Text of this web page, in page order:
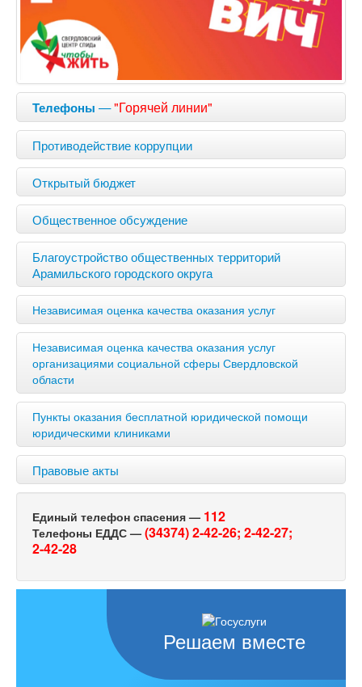
Телефоны —"Горячей линии"
Противодействие коррупции
Открытый бюджет
Общественное обсуждение
Благоустройство общественных территорий
Арамильского городского округа
Независимая оценка качества оказания услуг
Независимая оценка качества оказания услуг
организациями социальной сферы Свердловской
области
Пункты оказания бесплатной юридической помощи
юридическими клиниками
Правовые акты
Единый телефон спасения — 112
Телефоны ЕДДС — (34374) 2-42-26; 2-42-27;
2-42-28
Решаем вместе